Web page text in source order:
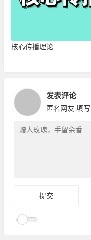
核心传播理论
发表评论
匿名网友 填